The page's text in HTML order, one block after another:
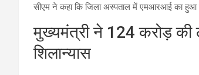
सीएम ने कहा कि जिला अस्पताल में एमआरआई का हुआ
मुख्यमंत्री ने 124 करोड़ की
शिलान्यास